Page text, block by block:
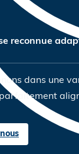
reconnue
dans une